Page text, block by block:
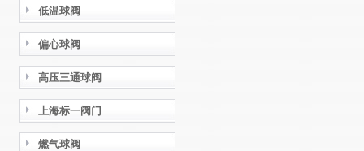
低温球阀
偏心球阀
高压三通球阀
上海标一阀门
燃气球阀